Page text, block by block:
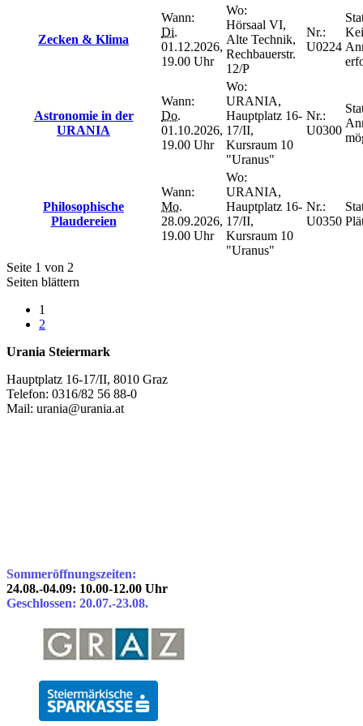
Zecken & Klima
Wann:
Di.
01.12.2026,
19.00 Uhr
Wo:
Hörsaal VI,
Alte Technik,
Rechbauerstr.
12/P
Nr.:
U0224
Astronomie in der
URANIA
Wann:
Do.
01.10.2026,
19.00 Uhr
Wo:
URANIA,
Hauptplatz 16-
17/II,
Kursraum 10
"Uranus"
Nr.:
U0300
Philosophische
Plaudereien
Wann:
Mo.
28.09.2026,
19.00 Uhr
Wo:
URANIA,
Hauptplatz 16-
17/II,
Kursraum 10
"Uranus"
Nr.:
U0350
Seite 1 von 2
Seiten blättern
1
2
Urania Steiermark
Hauptplatz 16-17/II, 8010 Graz
Telefon: 0316/82 56 88-0
Mail: urania@urania.at
Sommeröffnungszeiten:
24.08.-04.09: 10.00-12.00 Uhr
Geschlossen: 20.07.-23.08.